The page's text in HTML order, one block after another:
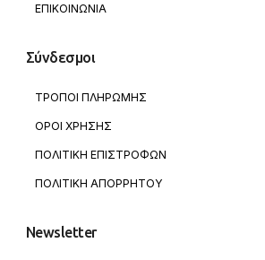
ΕΠΙΚΟΙΝΩΝΙΑ
Σύνδεσμοι
ΤΡΟΠΟΙ ΠΛΗΡΩΜΗΣ
ΟΡΟΙ ΧΡΗΣΗΣ
ΠΟΛΙΤΙΚΗ ΕΠΙΣΤΡΟΦΩΝ
ΠΟΛΙΤΙΚΗ ΑΠΟΡΡΗΤΟΥ
Newsletter